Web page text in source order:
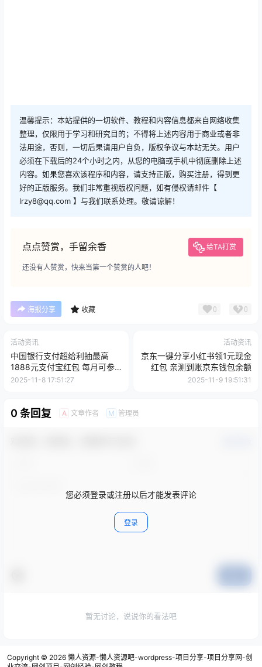
温馨提示：本站提供的一切软件、教程和内容信息都来自网络收集
整理，仅限用于学习和研究目的；不得将上述内容用于商业或者非
法用途，否则，一切后果请用户自负，版权争议与本站无关。用户
必须在下载后的24个小时之内，从您的电脑或手机中彻底删除上述
内容。如果您喜欢该程序和内容，请支持正版，购买注册，得到更
好的正版服务。我们非常重视版权问题，如有侵权请邮件【
lrzy8@qq.com 】与我们联系处理。敬请谅解！
点点赞赏，手留余香 给TA打赏
还没有人赞赏，快来当第一个赞赏的人吧！
海报分享 收藏 0 0
活动资讯
中国银行支付超给利抽最高
1888元支付宝红包 每月可参
加
2025-11-8 17:51:27
活动资讯
京东一键分享小红书领1元现金
红包 亲测到账京东钱包余额
2025-11-9 19:51:31
0 条回复 A 文章作者 M 管理员
您必须登录或注册以后才能发表评论
登录
暂无讨论，说说你的看法吧
Copyright © 2026 懒人资源-懒人资源吧-wordpress-项目分享-项目分享网-创